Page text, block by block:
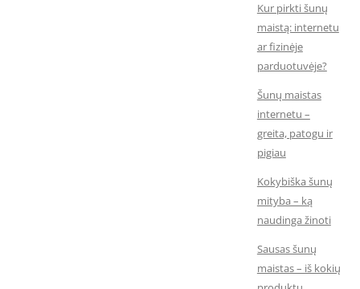
Kur pirkti šunų
maistą: internetu
ar fizinėje
parduotuvėje?
Šunų maistas
internetu –
greita, patogu ir
pigiau
Kokybiška šunų
mityba – ką
naudinga žinoti
Sausas šunų
maistas – iš kokių